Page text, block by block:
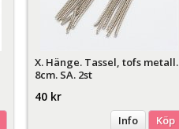
X. Hänge. Tassel, tofs metall.
8cm. SA. 2st
40 kr
Info Köp